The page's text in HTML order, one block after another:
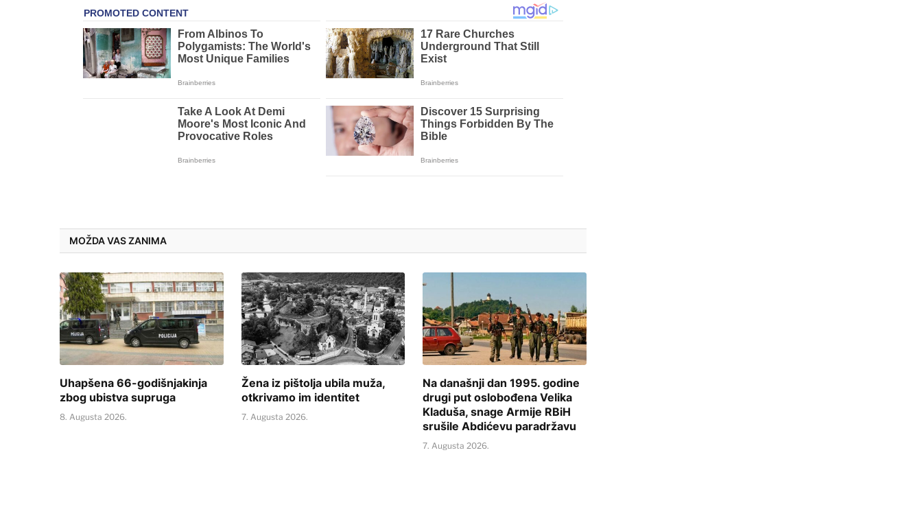
MOŽDA VAS ZANIMA
Uhapšena 66-godišnjakinja
zbog ubistva supruga
8. Augusta 2026.
Žena iz pištolja ubila muža,
otkrivamo im identitet
7. Augusta 2026.
Na današnji dan 1995. godine
drugi put oslobođena Velika
Kladuša, snage Armije RBiH
srušile Abdićevu paradržavu
7. Augusta 2026.